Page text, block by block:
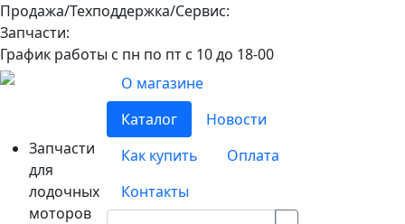
Продажа/Техподдержка/Сервис:
Запчасти:
График работы с пн по пт с 10 до 18-00
Запчасти
для
лодочных
моторов
О магазине
Каталог
Новости
Как купить
Оплата
Контакты